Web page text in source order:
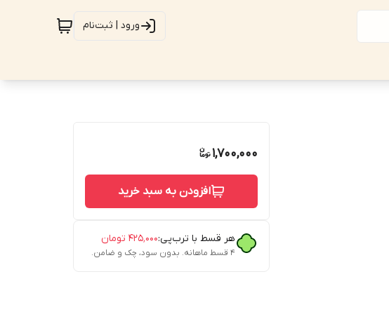
ورود | ثبت‌نام
1,700,000
افزودن به سبد خرید
هر قسط با ترب‌پی:۴۲۵٬۰۰۰ تومان
۴ قسط ماهانه. بدون سود، چک و ضامن.